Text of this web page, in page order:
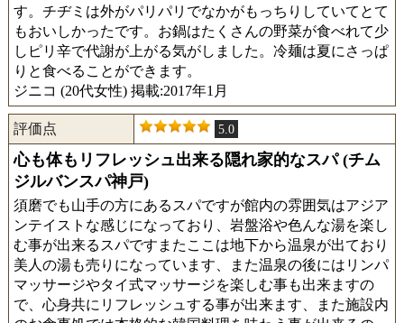
す。チヂミは外がパリパリでなかがもっちりしていてとて
もおいしかったです。お鍋はたくさんの野菜が食べれて少
しピリ辛で代謝が上がる気がしました。冷麺は夏にさっぱ
りと食べることができます。
ジニコ (20代女性) 掲載:2017年1月
評価点 5.0
心も体もリフレッシュ出来る隠れ家的なスパ (チム
ジルバンスパ神戸)
須磨でも山手の方にあるスパですが館内の雰囲気はアジア
ンテイストな感じになっており、岩盤浴や色んな湯を楽し
む事が出来るスパですまたここは地下から温泉が出ており
美人の湯も売りになっています、また温泉の後にはリンパ
マッサージやタイ式マッサージを楽しむ事も出来ますの
で、心身共にリフレッシュする事が出来ます、また施設内